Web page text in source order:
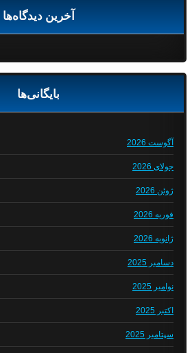
آخرین دیدگاه‌ها
بایگانی‌ها
آگوست 2026
جولای 2026
ژوئن 2026
فوریه 2026
ژانویه 2026
دسامبر 2025
نوامبر 2025
اکتبر 2025
سپتامبر 2025